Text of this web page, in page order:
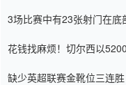
3场比赛中有23张射门在
花钱找麻烦！切尔西以
缺少英超联赛金靴位三连